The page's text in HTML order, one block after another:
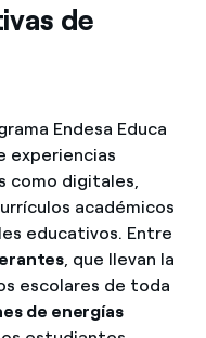
de
Endesa Educa
experiencias
como digitales,
académicos
educativos. Entre
, que llevan la
escolares de toda
de energías